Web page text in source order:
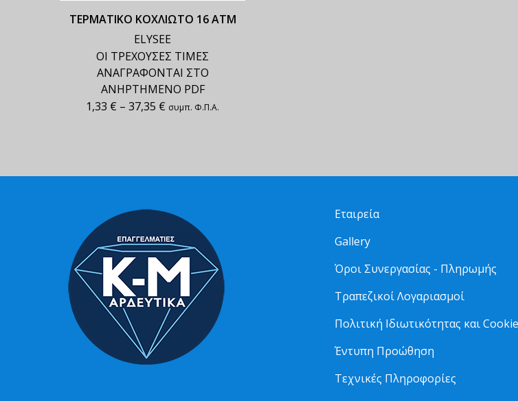
ΤΕΡΜΑΤΙΚΟ ΚΟΧΛΙΩΤΟ 16 ΑΤΜ
ELYSEE
ΟΙ ΤΡΕΧΟΥΣΕΣ ΤΙΜΕΣ
ΑΝΑΓΡΑΦΟΝΤΑΙ ΣΤΟ
ΑΝΗΡΤΗΜΕΝΟ PDF
1,33 € – 37,35 € συμπ. Φ.Π.Α.
Εταιρεία
Gallery
Όροι Συνεργασίας - Πληρωμής
Τραπεζικοί Λογαριασμοί
Πολιτική Ιδιωτικότητας και
Έντυπη Προώθηση
Τεχνικές Πληροφορίες